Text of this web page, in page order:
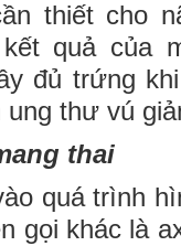
thiết cho
quả của
đủ trứng
thư vú
thai
quá trình
gọi khác là